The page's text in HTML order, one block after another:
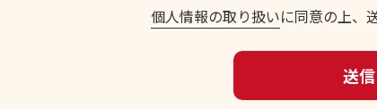
個人情報の取り扱いに同意の上、